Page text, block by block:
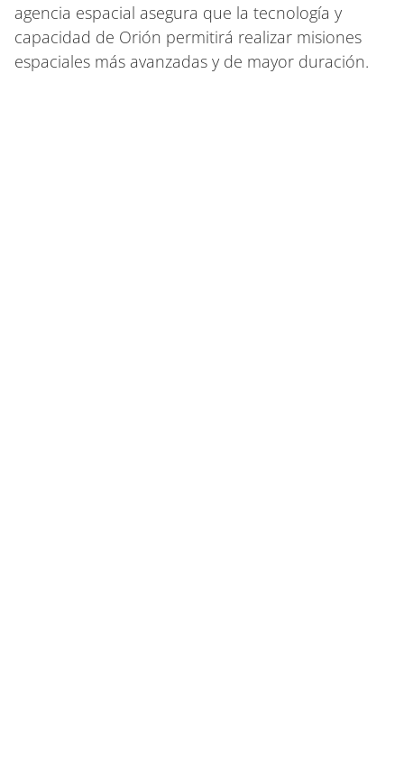
agencia espacial asegura que la tecnología y
capacidad de Orión permitirá realizar misiones
espaciales más avanzadas y de mayor duración.